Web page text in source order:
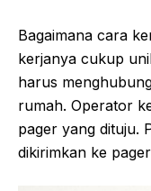
Bagaimana cara
kerjanya cukup
harus
rumah. Operator
pager yang dituju.
dikirimkan ke